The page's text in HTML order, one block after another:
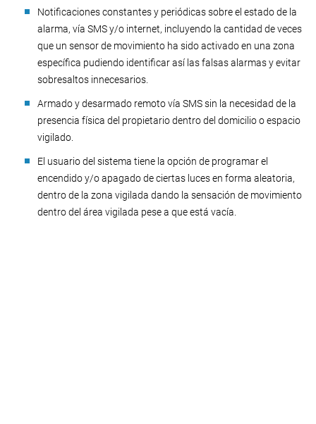
Notificaciones constantes y periódicas sobre el estado de la
alarma, vía SMS y/o internet, incluyendo la cantidad de veces
que un sensor de movimiento ha sido activado en una zona
específica pudiendo identificar así las falsas alarmas y evitar
sobresaltos innecesarios.
Armado y desarmado remoto vía SMS sin la necesidad de la
presencia física del propietario dentro del domicilio o espacio
vigilado.
El usuario del sistema tiene la opción de programar el
encendido y/o apagado de ciertas luces en forma aleatoria,
dentro de la zona vigilada dando la sensación de movimiento
dentro del área vigilada pese a que está vacía.